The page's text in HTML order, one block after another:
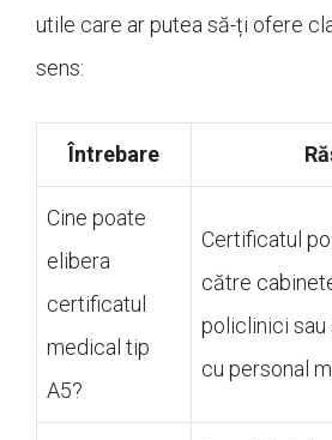
utile care ar putea să-ți ofere
sens:
Întrebare
Cine poate
elibera
certificatul
medical tip
A5?
Certificatul
către
policlinici
cu personal